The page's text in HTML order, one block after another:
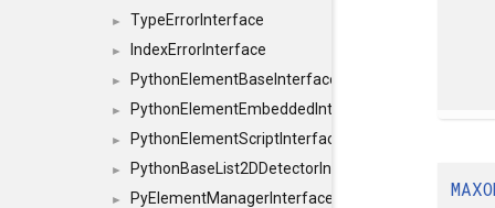
► TypeErrorInterface
► IndexErrorInterface
► PythonElementBaseInterface
► PythonElementEmbeddedInterface
► PythonElementScriptInterface
► PythonBaseList2DDetectorInterface
► PyElementManagerInterface